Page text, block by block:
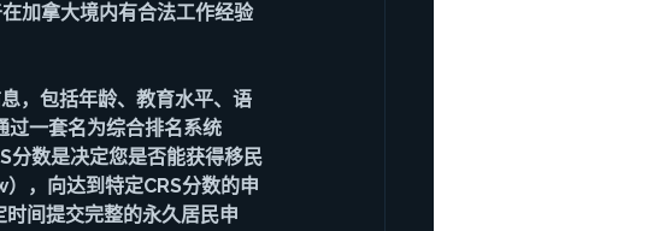
加拿大境内有合法工作经验
，包括年龄、教育水平、语
过一套名为综合排名系统
数是决定您是否能获得移民
，向达到特定CRS分数的申
间提交完整的永久居民申